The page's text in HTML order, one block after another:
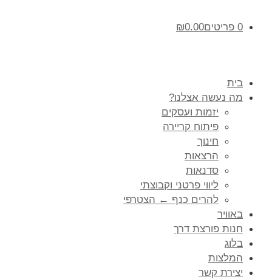
0 פריטים ₪0.00
בית
מה נעשה אצלנו?
יזמות ועסקים
פיתוח קריירה
חינוך
הרצאות
סדנאות
ליווי פרטני וקבוצתי
להרים כנף ← הצטרפי
באוויר
חנות פורצת דרך
בלוג
המלצות
יצירת קשר